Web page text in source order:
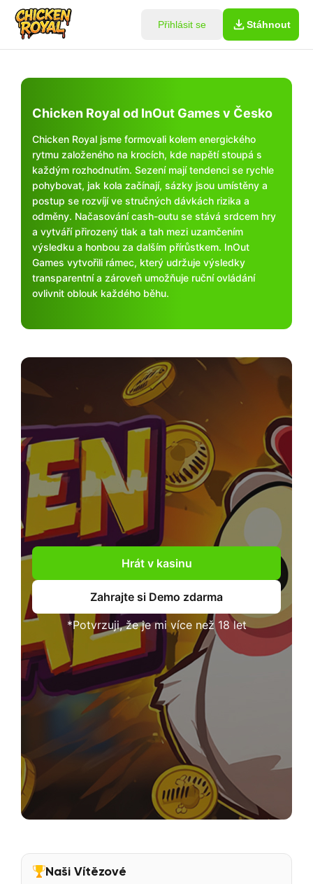
Přihlásit se Stáhnout
Chicken Royal od InOut Games v Česko
Chicken Royal jsme formovali kolem energického
rytmu založeného na krocích, kde napětí stoupá s
každým rozhodnutím. Sezení mají tendenci se rychle
pohybovat, jak kola začínají, sázky jsou umístěny a
postup se rozvíjí ve stručných dávkách rizika a
odměny. Načasování cash-outu se stává srdcem hry
a vytváří přirozený tlak a tah mezi uzamčením
výsledku a honbou za dalším přírůstkem. InOut
Games vytvořili rámec, který udržuje výsledky
transparentní a zároveň umožňuje ruční ovládání
ovlivnit oblouk každého běhu.
Hrát v kasinu
Zahrajte si Demo zdarma
*Potvrzuji, že je mi více než 18 let
Naši Vítězové